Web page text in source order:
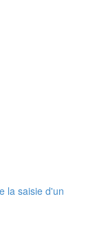
la saisie d'un